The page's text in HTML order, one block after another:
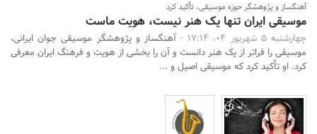
آهنگساز و پژوهشگر حوزه موسیقی، تأکید کرد
موسیقی ایران تنها یک هنر نیست، هویت ماست
چهارشنبه 5 شهریور 04، 17:14 -
آهنگساز و پژوهشگر موسیقی جوان ایرانی،
موسیقی را فراتر از یک هنر دانست و آن را بخشی از هویت و فرهنگ ایران معرفی
کرد. او تأکید کرد که موسیقی اصیل و ...